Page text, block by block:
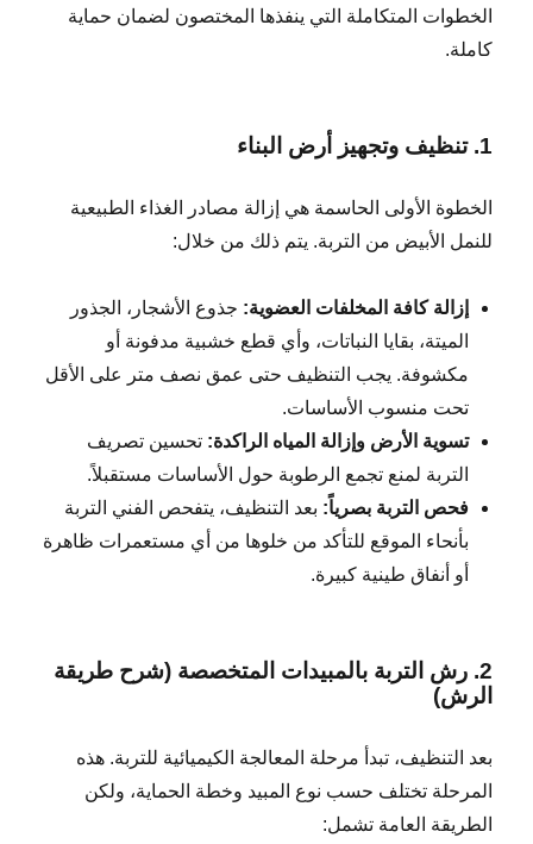
الخطوات المتكاملة التي ينفذها المختصون لضمان حماية
كاملة.
1. تنظيف وتجهيز أرض البناء
الخطوة الأولى الحاسمة هي إزالة مصادر الغذاء الطبيعية
للنمل الأبيض من التربة. يتم ذلك من خلال:
إزالة كافة المخلفات العضوية: جذوع الأشجار، الجذور
الميتة، بقايا النباتات، وأي قطع خشبية مدفونة أو
مكشوفة. يجب التنظيف حتى عمق نصف متر على الأقل
تحت منسوب الأساسات.
تسوية الأرض وإزالة المياه الراكدة: تحسين تصريف
التربة لمنع تجمع الرطوبة حول الأساسات مستقبلاً.
فحص التربة بصرياً: بعد التنظيف، يتفحص الفني التربة
بأنحاء الموقع للتأكد من خلوها من أي مستعمرات ظاهرة
أو أنفاق طينية كبيرة.
2. رش التربة بالمبيدات المتخصصة (شرح طريقة
الرش)
بعد التنظيف، تبدأ مرحلة المعالجة الكيميائية للتربة. هذه
المرحلة تختلف حسب نوع المبيد وخطة الحماية، ولكن
الطريقة العامة تشمل: